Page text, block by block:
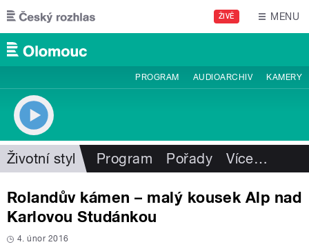
Přejít k hlavnímu obsahu
ŽIVĚ MENU
PROGRAM AUDIOARCHIV KAMERY
Životní styl Program Pořady Více…
Rolandův kámen – malý kousek Alp nad
Karlovou Studánkou
4. únor 2016